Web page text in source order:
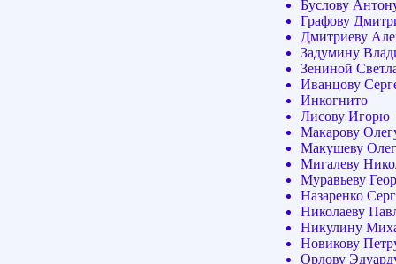
Буслову
Графову
Дмитриеву
Задумину
Зениной
Иванцову
Инкогнито
Лисову Игорю
Макарову
Макушеву
Мигалеву
Муравьеву
Назаренко
Николаеву
Никулину
Новикову
Орлову